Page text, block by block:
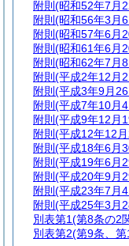
附則 (昭和52年7月
附則 (昭和56年3月
附則 (昭和57年6月
附則 (昭和61年6月
附則 (昭和62年7月
附則 (平成2年12月
附則 (平成3年9月
附則 (平成7年10月
附則 (平成9年12月
附則 (平成12年12
附則 (平成18年6月
附則 (平成19年6月
附則 (平成20年9月
附則 (平成23年7月
附則 (平成25年3月
別表第1(第8条の2
別表第2(第9条、